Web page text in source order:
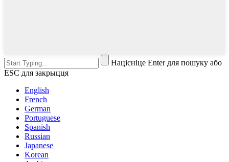
Націсніце Enter для пошуку або
ESC для закрыцця
English
French
German
Portuguese
Spanish
Russian
Japanese
Korean